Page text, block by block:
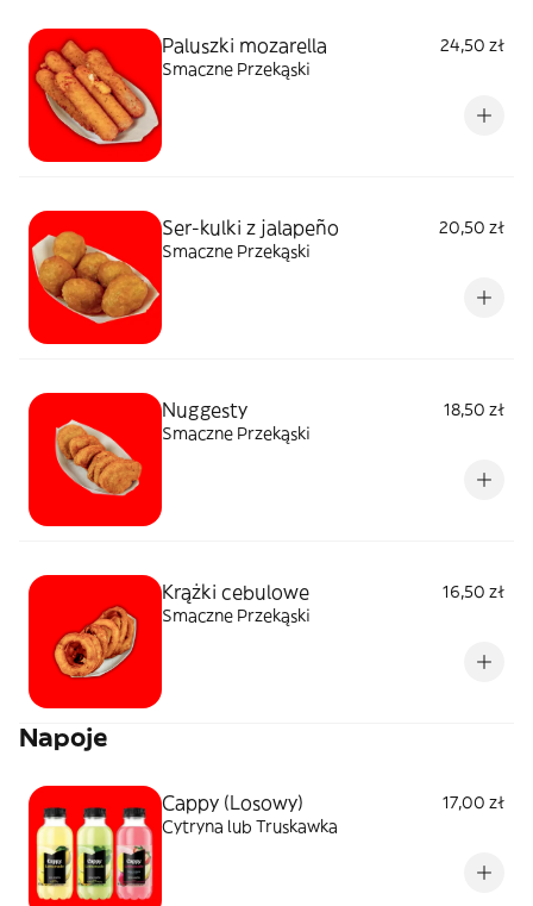
Paluszki mozarella
24,50 zł
Smaczne Przekąski
Ser-kulki z jalapeño
20,50 zł
Smaczne Przekąski
Nuggesty
18,50 zł
Smaczne Przekąski
Krążki cebulowe
16,50 zł
Smaczne Przekąski
Napoje
Cappy (Losowy)
17,00 zł
Cytryna lub Truskawka